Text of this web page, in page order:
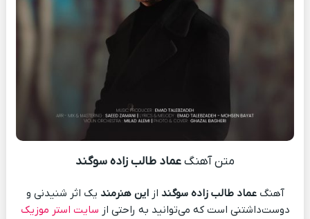
متن آهنگعماد طالب زاده سوگند
آهنگعماد طالب زاده سوگند ازاین هنرمند یک اثر شنیدنی و
دوست‌داشتنی است که می‌توانید به راحتی از سایت استر موزیک